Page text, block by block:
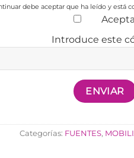
debe aceptar que ha leído y está
Introduce este
Categorías: FUENTES,